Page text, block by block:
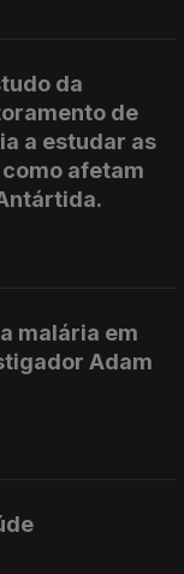
da
de
a estudar as
afetam
malária em
Adam